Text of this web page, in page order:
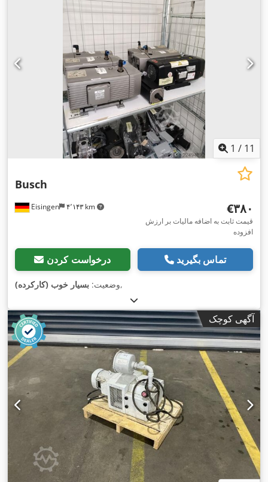
1 / 11
Eisingen ۴٬۱۴۳ km
Busch
‎€۳۸۰
قیمت ثابت به اضافه مالیات بر ارزش
افزوده
درخواست کردن تماس بگیرید
وضعیت: بسیار خوب (کارکرده) ,
آگهی کوچک